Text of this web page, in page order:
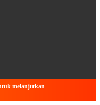
melanjutkan